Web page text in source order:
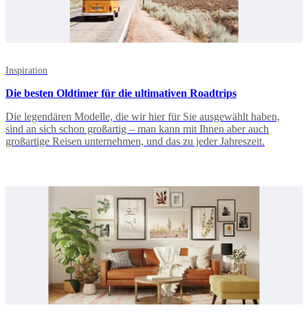
Inspiration
Die besten Oldtimer für die ultimativen Roadtrips
Die legendären Modelle, die wir hier für Sie ausgewählt haben,
sind an sich schon großartig – man kann mit Ihnen aber auch
großartige Reisen unternehmen, und das zu jeder Jahreszeit.